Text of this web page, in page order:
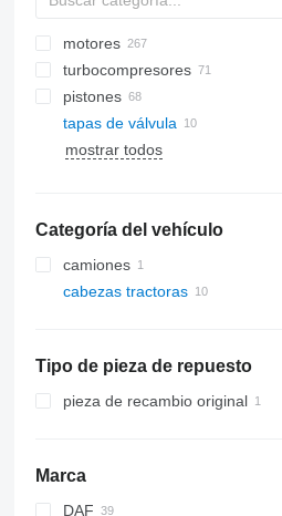
motores
turbocompresores
pistones
tapas de válvula
mostrar todos
Categoría del vehículo
camiones
cabezas tractoras
Tipo de pieza de repuesto
pieza de recambio original
Marca
DAF